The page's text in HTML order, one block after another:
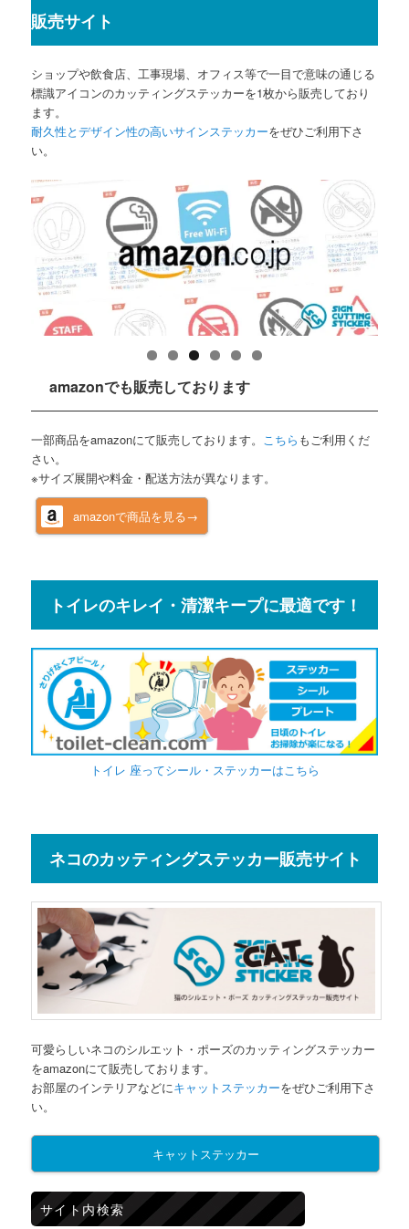
販売サイト
ショップや飲食店、工事現場、オフィス等で一目で意味の通じる
標識アイコンのカッティングステッカーを1枚から販売しており
ます。
耐久性とデザイン性の高いサインステッカーをぜひご利用下さ
い。
amazonでも販売しております
一部商品をamazonにて販売しております。 こちら もご利用くだ
さい。
※サイズ展開や料金・配送方法が異なります。
amazonで商品を見る→
トイレのキレイ・清潔キープに最適です！
トイレ 座ってシール・ステッカーはこちら
ネコのカッティングステッカー販売サイト
可愛らしいネコのシルエット・ポーズのカッティングステッカー
をamazonにて販売しております。
お部屋のインテリアなどにキャットステッカーをぜひご利用下さ
い。
キャットステッカー
サイト内検索